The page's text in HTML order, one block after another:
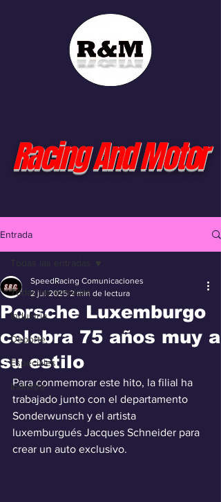
Racing And Motor
Entrada
Todas las entradas
Industria
Deporte
Especiales
Industra
Todas las entradas
Porsche Luxemburgo
celebra 75 años muy a
su estilo
SpeedRacing Comunicaciones
2 jul 2025 2 min de lectura
Para conmemorar este hito, la filial ha
trabajado junto con el departamento
Sonderwunsch y el artista
luxemburgués Jacques Schneider para
crear un auto exclusivo.